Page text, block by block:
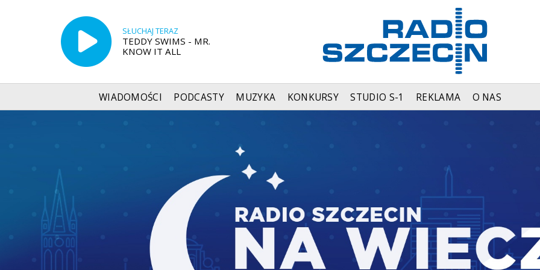
SŁUCHAJ TERAZ
TEDDY SWIMS - MR.
KNOW IT ALL
WIADOMOŚCI PODCASTY MUZYKA KONKURSY STUDIO S-1 REKLAMA O NAS